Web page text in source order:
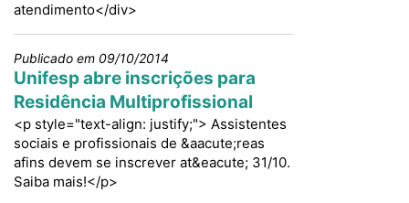
atendimento</div>
Publicado em 09/10/2014
Unifesp abre inscrições para
Residência Multiprofissional
<p style="text-align: justify;"> Assistentes
sociais e profissionais de &aacute;reas
afins devem se inscrever at&eacute; 31/10.
Saiba mais!</p>